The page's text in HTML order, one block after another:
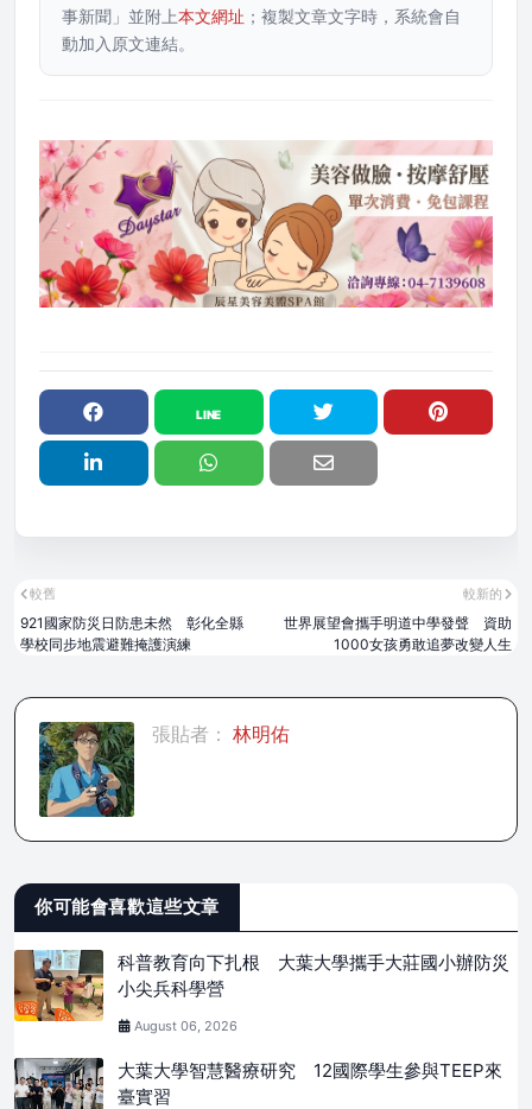
事新聞」並附上本文網址 ；複製文章文字時，系統會自
動加入原文連結。
較新的
世界展望會攜手明道中學發聲 資助
1000女孩勇敢追夢改變人生
較舊
921國家防災日防患未然 彰化全縣
學校同步地震避難掩護演練
張貼者： 林明佑
你可能會喜歡這些文章
科普教育向下扎根 大葉大學攜手大莊國小辦防災
小尖兵科學營
August 06, 2026
大葉大學智慧醫療研究 12國際學生參與TEEP來
臺實習